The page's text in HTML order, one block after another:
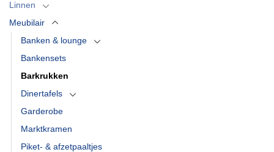
Linnen
Meubilair
Banken & lounge
Bankensets
Barkrukken
Dinertafels
Garderobe
Marktkramen
Piket- & afzetpaaltjes